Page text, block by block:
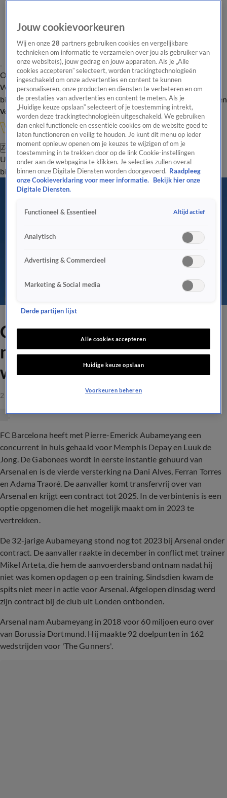
Overzicht Onze programma's Uitzendingen Onze gezichten
In de
WandelgangenInterviewsUitzending
bijwonenPodcastShopVeelgestelde vragenKijkersvraag insturen
Volg Vandaag Inside
Zoeken
UitzendingenVandaag InsideDe OranjezomerShopUitzending
bijwonen
OFFICIEEL: FC Barcelona
maakt komst Aubameyang
wereldkundig
2 feb 2022, 11:59
FC Barcelona heeft met Pierre-Emerick Aubameyang een
concurrent in huis gehaald voor Memphis Depay en Luuk de
Jong. De Gabonees wordt in eerste instantie gehuurd van
Arsenal en is de vierde versterking na Dani Alves, Ferran Torres
en Adama Traoré. De aanvaller komt transfervrij over van
Arsenal en krijgt een contract tot 2025. In de verbintenis is een
optie opgenomen die het mogelijk maakt om in 2023 te
vertrekken.
De 32-jarige Aubameyang stond nog tot 2023 bij Arsenal onder
contract. De aanvaller raakte in december in conflict met trainer
Mikel Arteta, die hem de aanvoerdersband ontnam nadat hij
niet was komen opdagen op een training. Sindsdien kwam de
spits niet meer in actie voor Arsenal. Afgelopen dinsdag werd
zijn contract bij de club uit Londen ontbonden.
Arsenal nam Aubameyang in 2018 voor 60 miljoen euro over
van Borussia Dortmund. Hij maakte 92 doelpunten in 162
wedstrijden voor 'The Gunners'.
Jouw cookievoorkeuren
Wij en onze28 partners gebruiken cookies en vergelijkbare
technieken om informatie te verzamelen over jou als gebruiker van
onze website(s), jouw gedrag en jouw apparaten. Als je „Alle
cookies accepteren” selecteert, worden trackingtechnologieën
ingeschakeld om onze advertenties en content te kunnen
personaliseren, onze producten en diensten te verbeteren en om
de prestaties van advertenties en content te meten. Als je
„Huidige keuze opslaan” selecteert of je toestemming intrekt,
worden deze trackingtechnologieën uitgeschakeld. We gebruiken
dan enkel functionele en essentiële cookies om de website goed te
laten functioneren en veilig te houden. Je kunt dit menu op ieder
moment opnieuw openen om je keuzes te wijzigen of om je
toestemming in te trekken door op de link Cookie-instellingen
onder aan de webpagina te klikken. Je selecties zullen overal
binnen onze Digitale Diensten worden doorgevoerd. Raadpleeg
onze Cookieverklaring voor meer informatie.
Bekijk hier onze
Digitale Diensten.
Functioneel & Essentieel Altijd actief
Analytisch
Advertising & Commercieel
Marketing & Social media
Derde partijen lijst
Alle cookies accepteren
Huidige keuze opslaan
Voorkeuren beheren